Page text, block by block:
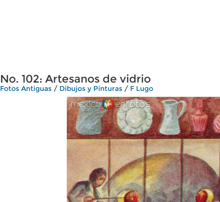
No. 102: Artesanos de vidrio
Fotos Antiguas / Dibujos y Pinturas / F Lugo